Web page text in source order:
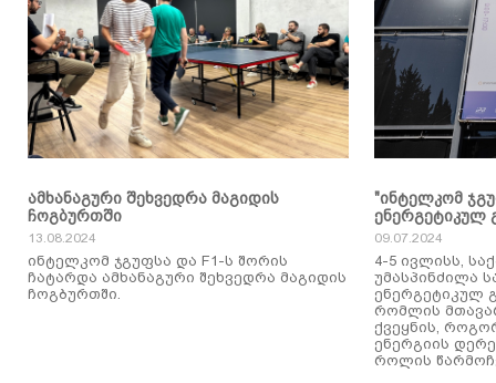
ამხანაგური შეხვედრა მაგიდის
ჩოგბურთში
13.08.2024
ინტელკომ ჯგუფსა და F1-ს შორის
ჩატარდა ამხანაგური შეხვედრა მაგიდის
ჩოგბურთში.
"ინტელკომ
ენერგეტიკულ
09.07.2024
4-5 ივლისს,
უმასპინძილა
ენერგეტიკულ
რომლის
ქვეყნის,
ენერგიის
როლის